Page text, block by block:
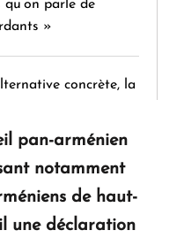
parle de
»
concrète, la
résilience et d'avenir
pan-arménien
notamment
de haut-
une déclaration